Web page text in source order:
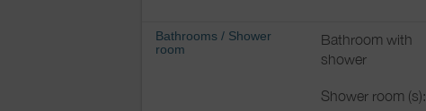
Bathrooms / Shower
room
Bathroom with
shower
Shower room (s):